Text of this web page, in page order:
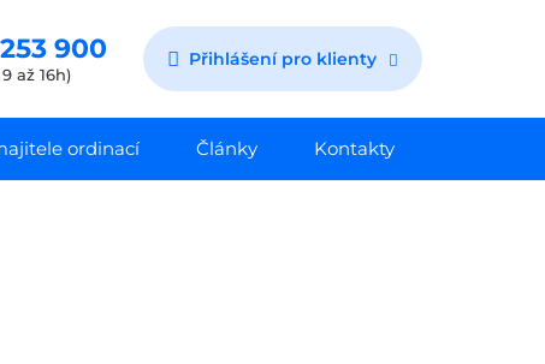
900
až 16h)
Přihlášení pro klienty
ordinací Články Kontakty